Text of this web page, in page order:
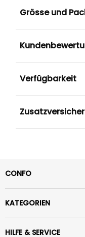
Grösse und
Verfügbarkeit
CONFO
KATEGORIEN
HILFE & SERVICE